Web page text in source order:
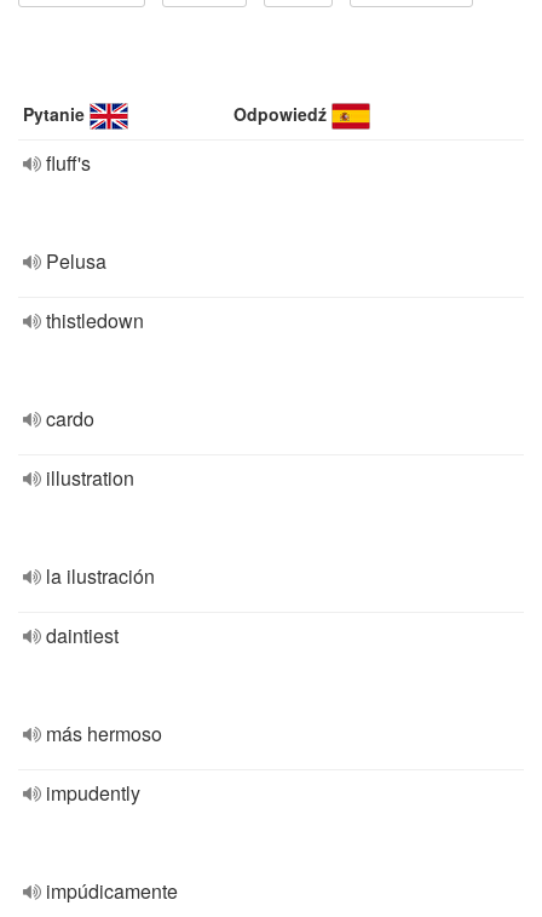
Pytanie Odpowiedź
fluff's
Pelusa
thistledown
cardo
illustration
la ilustración
daintiest
más hermoso
impudently
impúdicamente